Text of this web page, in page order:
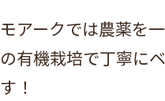
モアークでは農薬を
の有機栽培で丁寧に
す！